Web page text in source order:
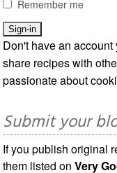
Remember me
Don't have an account
share recipes with
passionate about
Submit your
If you publish original
them listed onVery